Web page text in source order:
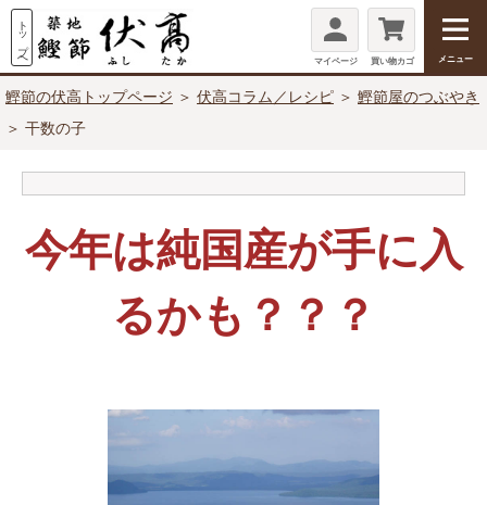
マイページ 買い物カゴ メニュー
鰹節の伏高トップページ ＞ 伏高コラム／レシピ ＞ 鰹節屋のつぶやき
＞ 干数の子
今年は純国産が手に入
るかも？？？